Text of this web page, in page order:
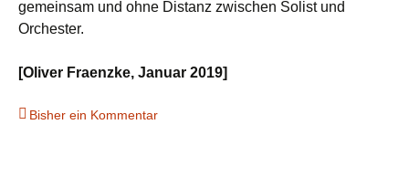
gemeinsam und ohne Distanz zwischen Solist und
Orchester.
[Oliver Fraenzke, Januar 2019]
Bisher ein Kommentar